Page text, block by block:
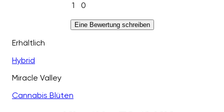
1 0
Eine Bewertung schreiben
Erhältlich
Hybrid
Miracle Valley
Cannabis Blüten